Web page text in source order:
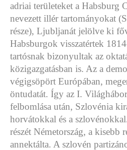
adriai területeket a Habsburg
nevezett illér tartományokat
része), Ljubljanát jelölve ki
Habsburgok visszatértek
tartósnak bizonyultak az
közigazgatásban is. Az a
végigsöpört Európában,
öntudatát. Így az I.
felbomlása után, Szlovénia
horvátokkal és a
részét Németország, a kisebb
annektálta. A szlovén